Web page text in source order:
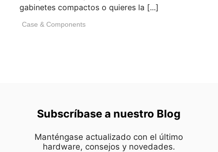
gabinetes compactos o quieres la [...]
Case & Components
Subscríbase a nuestro Blog
Manténgase actualizado con el último
hardware, consejos y novedades.